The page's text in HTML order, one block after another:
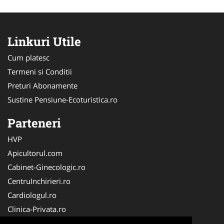
Linkuri Utile
Cum platesc
Termeni si Conditii
Preturi Abonamente
Sustine Pensiune-Ecoturistica.ro
Parteneri
HVP
Apicultorul.com
Cabinet-Ginecologic.ro
CentruInchirieri.ro
Cardiologul.ro
Clinica-Privata.ro